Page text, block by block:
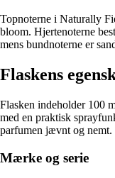
Topnoterne i Naturally
bloom. Hjertenoterne
mens bundnoterne er
Flaskens
Flasken indeholder 100
med en praktisk
parfumen jævnt og nemt.
Mærke og serie